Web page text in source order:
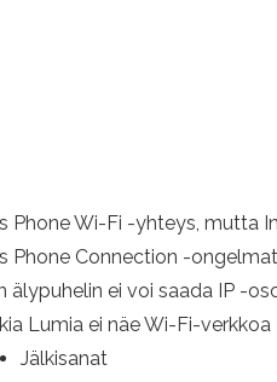
Phone Wi-Fi -yhteys, mutta
Phone Connection -
älypuhelin ei voi saada IP -
Lumia ei näe Wi-Fi-verkkoa
Jälkisanat